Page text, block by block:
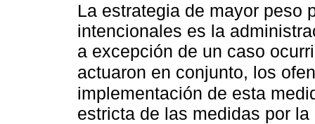
La estrategia de mayor peso
intencionales es la
a excepción de un caso
actuaron en conjunto, los
implementación de esta
estricta de las medidas por